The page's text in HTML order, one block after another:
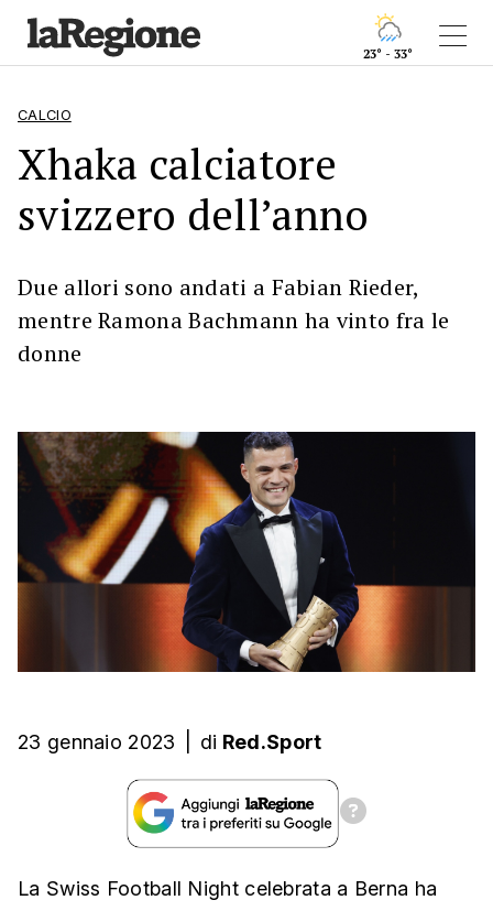
23° - 33°
CALCIO
Xhaka calciatore
svizzero dell’anno
Due allori sono andati a Fabian Rieder,
mentre Ramona Bachmann ha vinto fra le
donne
23 gennaio 2023 di Red.Sport
La Swiss Football Night celebrata a Berna ha